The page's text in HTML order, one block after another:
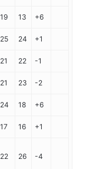
19 13 +6
25 24 +1
21 22 -1
21 23 -2
24 18 +6
17 16 +1
22 26 -4